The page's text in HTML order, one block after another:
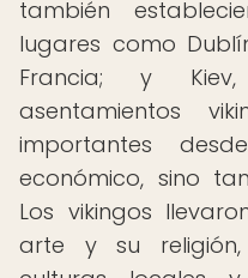
también
lugares como
Francia; y
asentamientos
importantes
económico, sino
Los vikingos
arte y su